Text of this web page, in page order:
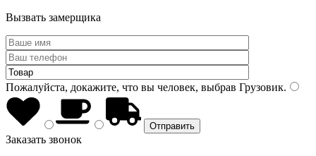
Вызвать замерщика
Пожалуйста, докажите, что вы человек, выбрав Грузовик.
Заказать звонок